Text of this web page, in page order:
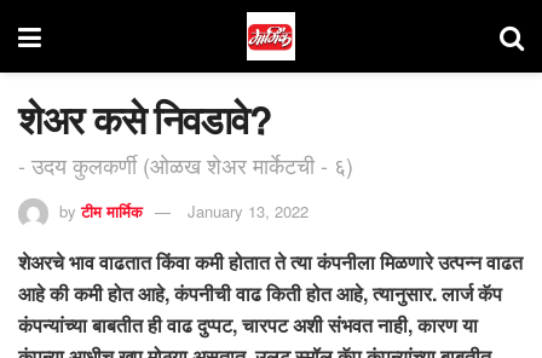
शेअर कसे निवडावे?
- उदय कुलकर्णी (ओळख शेअर मार्केटची - ६)
by टीम मार्मिक January 13, 2022
शेअरचे भाव वाढतात किंवा कमी होतात ते त्या कंपनीला मिळणारे उत्पन्न वाढत
आहे की कमी होत आहे, कंपनीची वाढ किती होत आहे, त्यानुसार. लार्ज कॅप
कंपन्यांच्या बाबतीत ही वाढ दुप्पट, चारपट अशी संभवत नाही, कारण या